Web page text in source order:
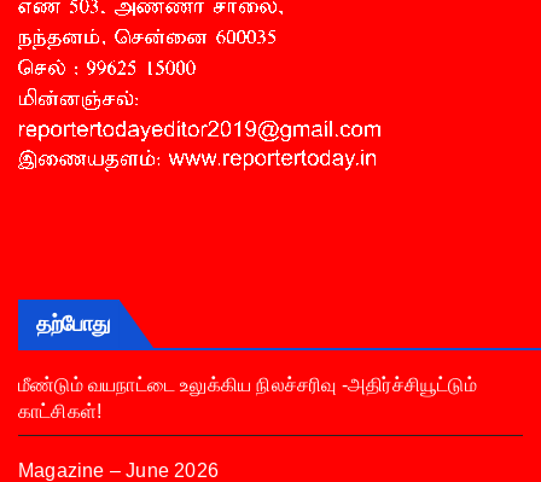
தற்போது
மீண்டும் வயநாட்டை உலுக்கிய நிலச்சரிவு -அதிர்ச்சியூட்டும்
காட்சிகள்!
Magazine – June 2026